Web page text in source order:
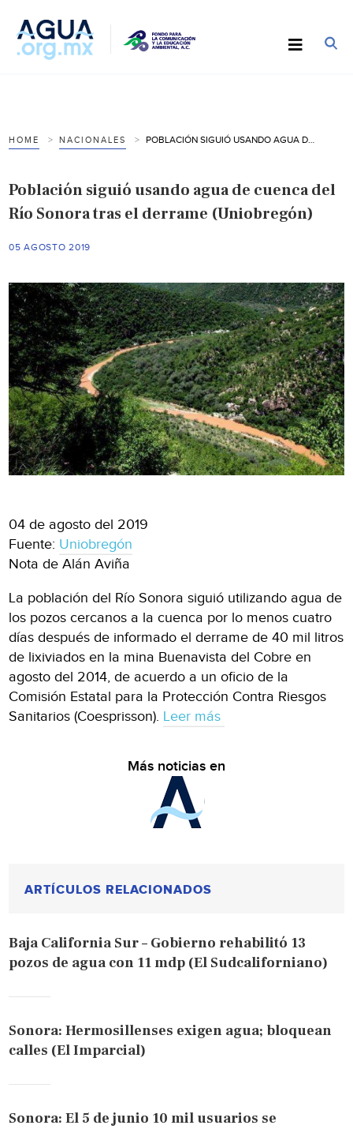
HOME NACIONALES
Población siguió usando agua de cuenca del
Río Sonora tras el derrame (Uniobregón)
05 AGOSTO 2019
04 de agosto del 2019
Fuente: Uniobregón
Nota de Alán Aviña
La población del Río Sonora siguió utilizando agua de
los pozos cercanos a la cuenca por lo menos cuatro
días después de informado el derrame de 40 mil litros
de lixiviados en la mina Buenavista del Cobre en
agosto del 2014, de acuerdo a un oficio de la
Comisión Estatal para la Protección Contra Riesgos
Sanitarios (Coesprisson). Leer más
Más noticias en
ARTÍCULOS RELACIONADOS
Baja California Sur – Gobierno rehabilitó 13
pozos de agua con 11 mdp (El Sudcaliforniano)
Sonora: Hermosillenses exigen agua; bloquean
calles (El Imparcial)
Sonora: El 5 de junio 10 mil usuarios se